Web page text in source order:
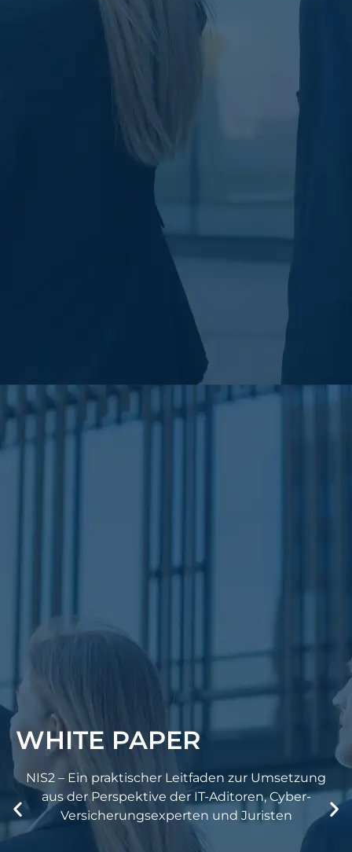
PAPER
praktischer Leitfaden zur Umsetzung
Perspektive der IT-Aditoren, Cyber-
und Juristen
Wir